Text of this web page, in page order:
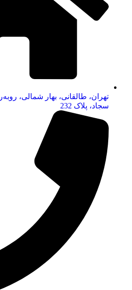
تهران، طالقانی، بهار شمالی،
سجاد، پلاک 232